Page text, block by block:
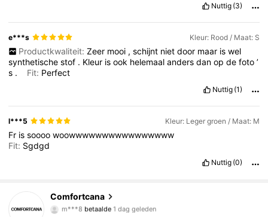
Nuttig (3)
e***s Kleur: Rood / Maat: S
Productkwaliteit: Zeer mooi , schijnt niet door maar is wel
synthetischestof . Kleur isook helemaalandersdanopdefoto’
s . Fit: Perfect
Nuttig (1)
l***5 Kleur: Leger groen / Maat: M
Fr issoooowoowwwwwwwwwwwwwwww
Fit: Sgdgd
Nuttig (0)
Comfortcana
4.79
1.1M Volgers
m***8 betaalde 1 dag geleden